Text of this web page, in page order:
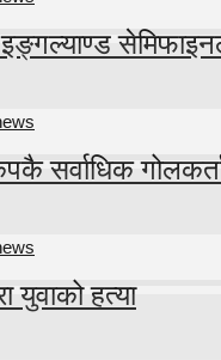
इङ्गल्याण्ड
सर्वाधिक
युवाको हत्या